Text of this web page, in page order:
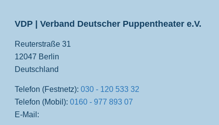
VDP | Verband Deutscher Puppentheater e.V.
Reuterstraße 31
12047 Berlin
Deutschland
Telefon (Festnetz): 030 - 120 533 32
Telefon (Mobil): 0160 - 977 893 07
E-Mail: